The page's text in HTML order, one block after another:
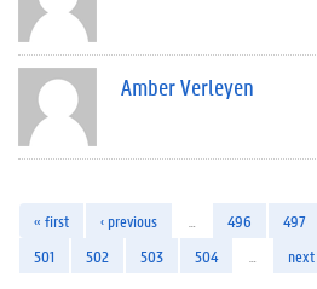
Amber Verleyen
« first ‹ previous 496 497
501
502 503 504 next